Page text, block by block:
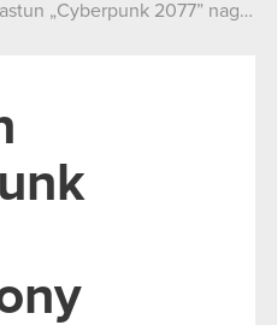
„Cyberpunk 2077” nagrodzony przez Machinima